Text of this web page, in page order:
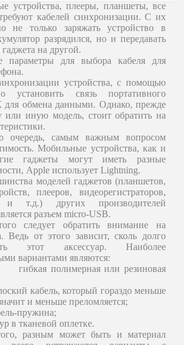
устройства, плееры, планшеты, все
кабелей синхронизации. С их
не только заряжать устройство в
разрядился, но и передавать
на другой.
параметры для выбора кабеля для
устройства, с помощью
установить связь портативного
для обмена данными. Однако, прежде
или иную модель, стоит обратить на
очередь, самым важным вопросом
Мобильные устройства, как и
гаджеты могут иметь разные
Apple использует Lightning.
моделей гаджетов (планшетов,
плееров, видеорегистраторов,
и т.д.) других производителей
разъем micro-USB.
следует обратить внимание на
Ведь от этого зависит, сколь долго
этот аксессуар. Наиболее
вариантами являются:
гибкая полимерная или резиновая
кабель, который гораздо меньше
и меньше преломляется;
пружина;
в тканевой оплетке.
разным может быть и материал